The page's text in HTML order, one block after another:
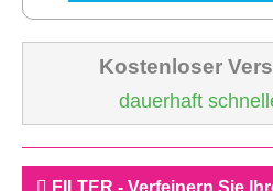
Kostenloser
dauerhaft
FILTER - Verfeinern Sie